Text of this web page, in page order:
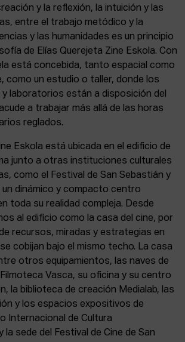
Equis Instagram
Querejeta Zine Eskola 2026
· Andre zigarrogileak plaza, 1
Donostia / San Sebastián
T. 0034 943 545 005
E. info@zine-eskola.eus
y la reflexión, la intuición y las
entre el trabajo metódico y la
y las humanidades es un principio
de Elías Querejeta Zine Eskola. Con
está concebida, tanto espacial como
como un estudio o taller, donde los
laboratorios están a disposición del
a trabajar más allá de las horas
reglados.
Eskola está ubicada en el edificio de
junto a otras instituciones culturales
como el Festival de San Sebastián y
un dinámico y compacto centro
toda su realidad compleja. Desde
al edificio como la casa del cine, por
recursos, miradas y estrategias en
cobijan bajo el mismo techo. La casa
otros equipamientos, las naves de
Vasca, su oficina y su centro
la biblioteca de creación Medialab, las
y los espacios expositivos de
Internacional de Cultura
la sede del Festival de Cine de San